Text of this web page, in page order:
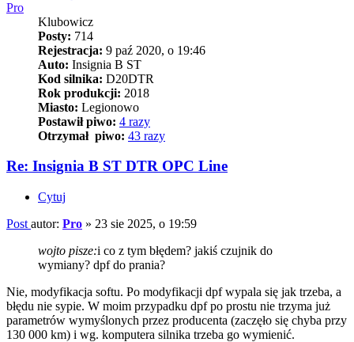
Pro
Klubowicz
Posty: 714
Rejestracja: 9 paź 2020, o 19:46
Auto: Insignia B ST
Kod silnika: D20DTR
Rok produkcji: 2018
Miasto: Legionowo
Postawił piwo: 4 razy
Otrzymał piwo: 43 razy
Re: Insignia B ST DTR OPC Line
Cytuj
Post autor: Pro » 23 sie 2025, o 19:59
wojto pisze:i co z tym błędem? jakiś czujnik do
wymiany? dpf do prania?
Nie, modyfikacja softu. Po modyfikacji dpf wypala się jak trzeba, a
błędu nie sypie. W moim przypadku dpf po prostu nie trzyma już
parametrów wymyślonych przez producenta (zaczęło się chyba przy
130 000 km) i wg. komputera silnika trzeba go wymienić.